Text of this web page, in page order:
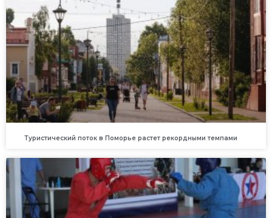
Туристический поток в Поморье растет рекордными темпами